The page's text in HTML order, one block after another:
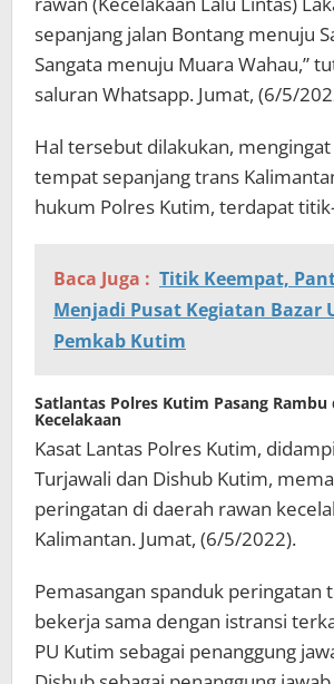
sepanjang jalan Bontang menuju
Sangata menuju Muara Wahau,”
saluran Whatsapp. Jumat, (6/5/
Hal tersebut dilakukan,
tempat sepanjang trans
hukum Polres Kutim, terdapat
Baca Juga : Titik Keempat,
Menjadi Pusat Kegiatan Bazar
Pemkab Kutim
Satlantas Polres Kutim Pasang Rambu
Kecelakaan
Kasat Lantas Polres Kutim,
Turjawali dan Dishub Kutim,
peringatan di daerah rawan
Kalimantan. Jumat, (6/5/2022).
Pemasangan spanduk peringatan
bekerja sama dengan istransi
PU Kutim sebagai penanggung